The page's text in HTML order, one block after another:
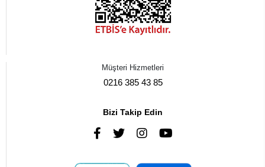
Müşteri Hizmetleri
0216 385 43 85
Bizi Takip Edin